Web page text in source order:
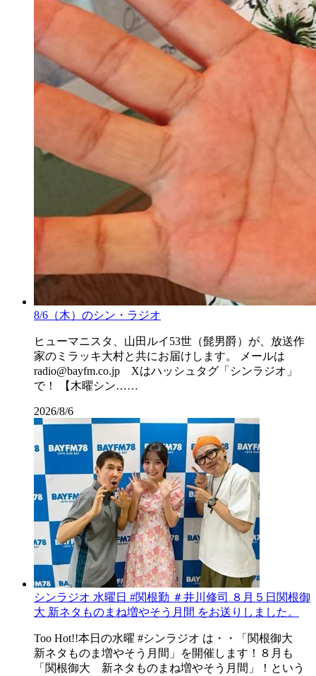
8/6（木）のシン・ラジオ
ヒューマニスタ、山田ルイ53世（髭男爵）が、放送作
家のミラッキ大村と共にお届けします。 メールは
radio@bayfm.co.jp Xはハッシュタグ「シンラジオ」
で！ 【木曜シン……
2026/8/6
シンラジオ 水曜日 #関根勤 ＃井川修司 ８月５日関根御
大 新ネタものまね増やそう月間 をお送りしました。
Too Hot!!本日の水曜 #シンラジオ は・・「関根御大
新ネタものま増やそう月間」を開催します！８月も
「関根御大 新ネタものまね増やそう月間」！という